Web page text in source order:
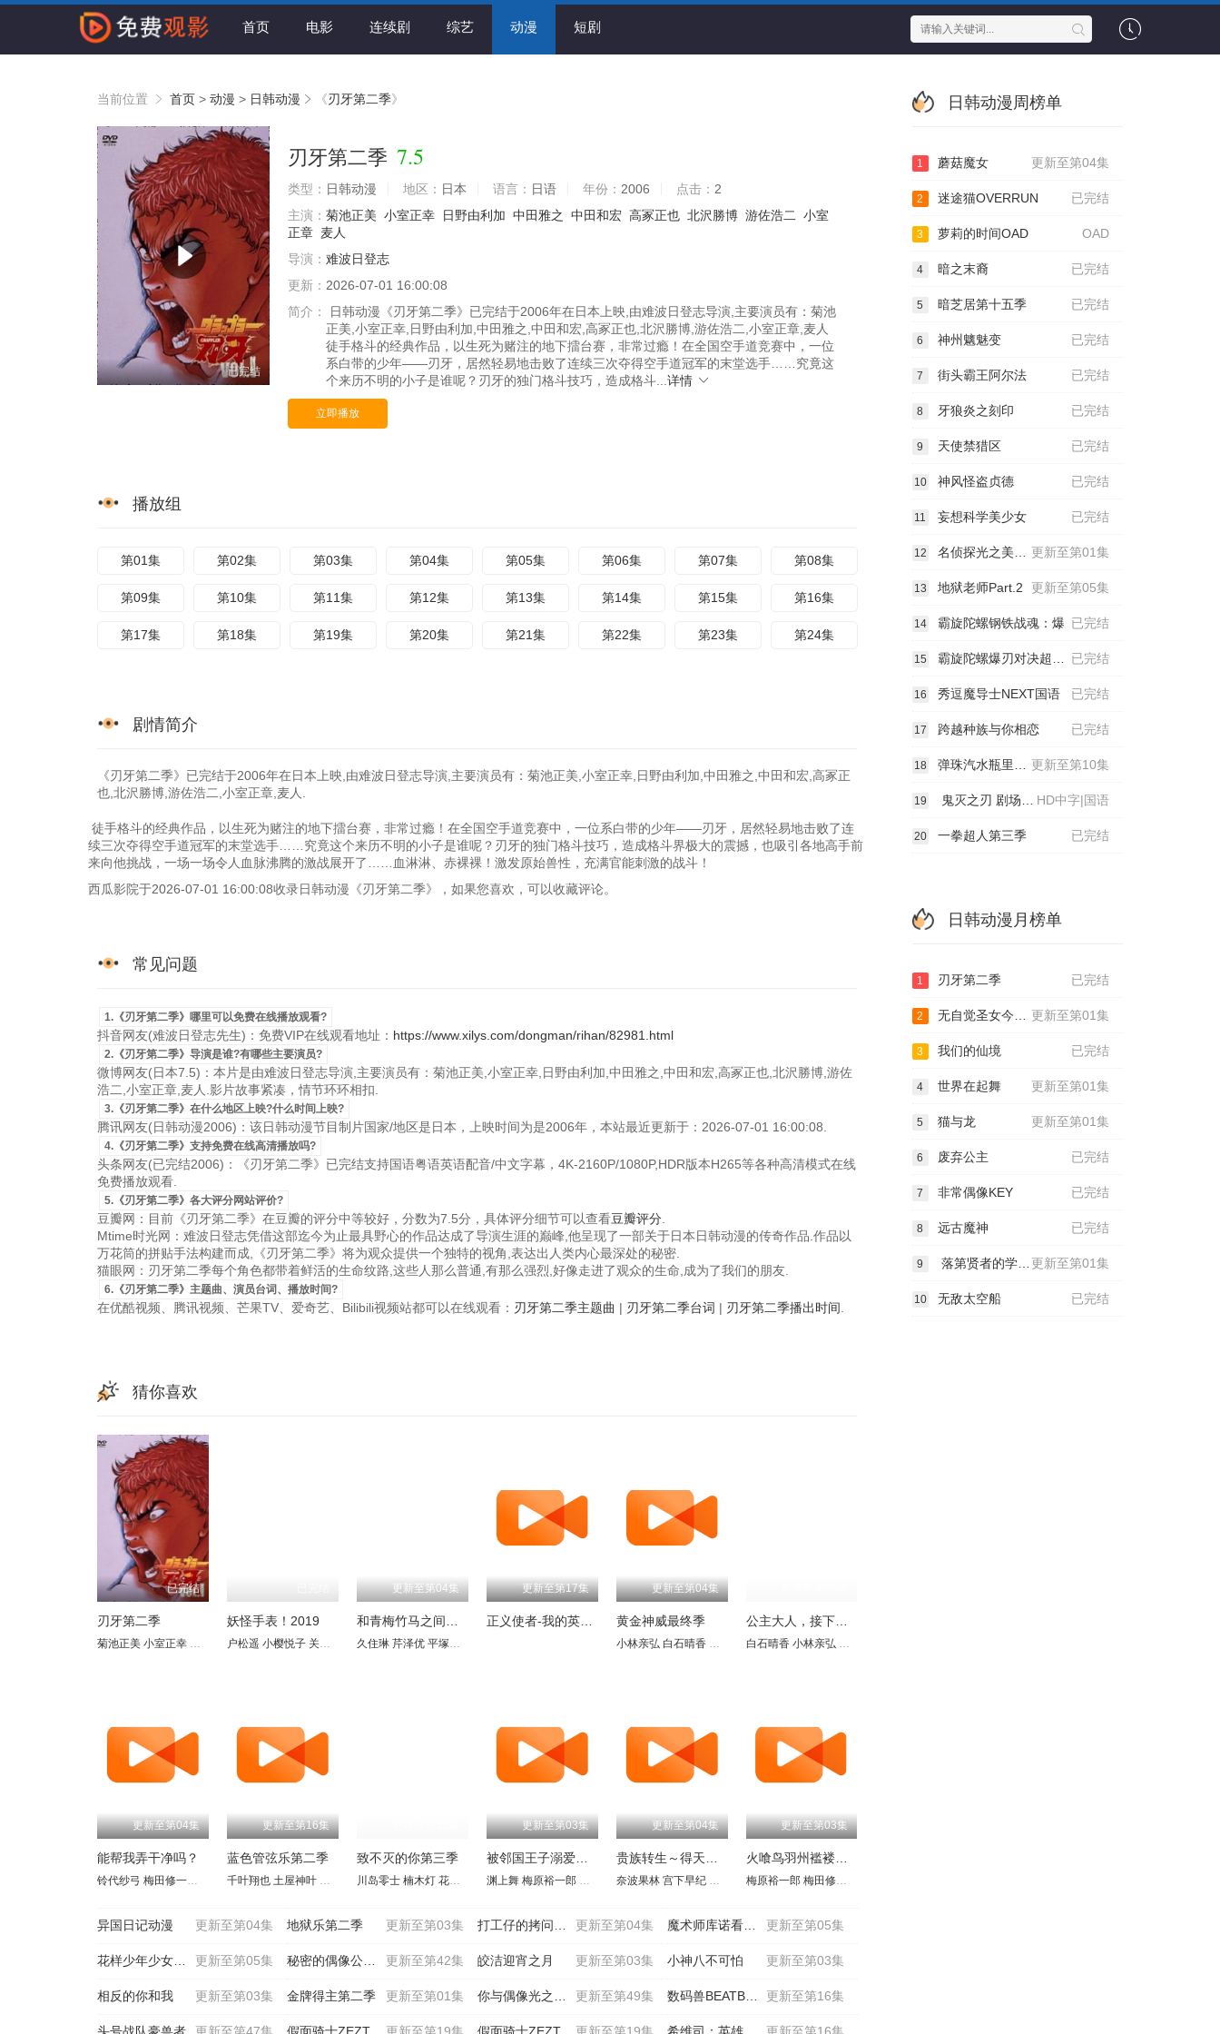
首页 电影 连续剧 综艺 动漫 短剧
当前位置 首页 > 动漫 > 日韩动漫 《刃牙第二季》
已完结
刃牙第二季 7.5
类型： 日韩动漫 地区： 日本 语言： 日语 年份： 2006 点击： 2
主演： 菊池正美 小室正幸 日野由利加 中田雅之 中田和宏 高冢正也 北沢勝博 游佐浩二
小室
正章 麦人
导演： 难波日登志
更新： 2026-07-01 16:00:08
简介：
日韩动漫《刃牙第二季》已完结于2006年在日本上映,由难波日登志导演,主要演员有：菊池
正美,小室正幸,日野由利加,中田雅之,中田和宏,高冢正也,北沢勝博,游佐浩二,小室正章,麦人
徒手格斗的经典作品，以生死为赌注的地下擂台赛，非常过瘾！在全国空手道竞赛中，一位
系白带的少年——刃牙，居然轻易地击败了连续三次夺得空手道冠军的末堂选手……究竟这
个来历不明的小子是谁呢？刃牙的独门格斗技巧，造成格斗... 详情
立即播放
播放组
第01集 第02集 第03集 第04集 第05集 第06集 第07集 第08集
第09集 第10集 第11集 第12集 第13集 第14集 第15集 第16集
第17集 第18集 第19集 第20集 第21集 第22集 第23集 第24集
剧情简介
《刃牙第二季》已完结于2006年在日本上映,由难波日登志导演,主要演员有：菊池正美,小室正幸,日野由利加,中田雅之,中田和宏,高冢正
也,北沢勝博,游佐浩二,小室正章,麦人.
徒手格斗的经典作品，以生死为赌注的地下擂台赛，非常过瘾！在全国空手道竞赛中，一位系白带的少年——刃牙，居然轻易地击败了连
续三次夺得空手道冠军的末堂选手……究竟这个来历不明的小子是谁呢？刃牙的独门格斗技巧，造成格斗界极大的震撼，也吸引各地高手前
来向他挑战，一场一场令人血脉沸腾的激战展开了……血淋淋、赤裸裸！激发原始兽性，充满官能刺激的战斗！
西瓜影院于2026-07-01 16:00:08收录日韩动漫《刃牙第二季》，如果您喜欢，可以收藏评论。
常见问题
1.《刃牙第二季》哪里可以免费在线播放观看?
抖音网友(难波日登志先生)：免费VIP在线观看地址： https://www.xilys.com/dongman/rihan/82981.html
2.《刃牙第二季》导演是谁?有哪些主要演员?
微博网友(日本7.5)：本片是由难波日登志导演,主要演员有：菊池正美,小室正幸,日野由利加,中田雅之,中田和宏,高冢正也,北沢勝博,游佐
浩二,小室正章,麦人.影片故事紧凑，情节环环相扣.
3.《刃牙第二季》在什么地区上映?什么时间上映?
腾讯网友(日韩动漫2006)：该日韩动漫节目制片国家/地区是日本，上映时间为是2006年，本站最近更新于：2026-07-01 16:00:08.
4.《刃牙第二季》支持免费在线高清播放吗?
头条网友(已完结2006)：《刃牙第二季》已完结支持国语粤语英语配音/中文字幕，4K-2160P/1080P,HDR版本H265等各种高清模式在线
免费播放观看.
5.《刃牙第二季》各大评分网站评价?
豆瓣网：目前《刃牙第二季》在豆瓣的评分中等较好，分数为7.5分，具体评分细节可以查看豆瓣评分
Mtime时光网：难波日登志凭借这部迄今为止最具野心的作品达成了导演生涯的巅峰,他呈现了一部关于日本日韩动漫的传奇作品.作品以
万花筒的拼贴手法构建而成,《刃牙第二季》将为观众提供一个独特的视角,表达出人类内心最深处的秘密.
猫眼网：刃牙第二季每个角色都带着鲜活的生命纹路,这些人那么普通,有那么强烈,好像走进了观众的生命,成为了我们的朋友.
6.《刃牙第二季》主题曲、演员台词、播放时间?
在优酷视频、腾讯视频、芒果TV、爱奇艺、Bilibili视频站都可以在线观看： 刃牙第二季主题曲 | 刃牙第二季台词 | 刃牙第二季播出时间
猜你喜欢
已完结
刃牙第二季
菊池正美 小室正幸 日野由利加 中田雅之 中田和宏 高冢正也 北沢勝博 游佐浩二
妖怪手表！2019
户松遥 小樱悦子 关智一 远藤绫
更新至第04集
和青梅竹马之间不会有恋爱喜剧
久住琳 芹泽优 平塚纱依
更新至第17集
正义使者-我的英雄学院之非法英雄-
更新至第04集
黄金神威最终季
小林亲弘 白石晴香 伊藤健太郎
公主大人，接下来是“拷问”时间第2季
白石晴香 小林亲弘 伊藤静
更新至第04集
能帮我弄干净吗？
铃代纱弓 梅田修一朗 稻垣好 青山吉能 白石兼斗 小清水亚美 水田山葵
更新至第16集
蓝色管弦乐第二季
千叶翔也 土屋神叶 加隈亚衣 佐藤未奈子 Lynn 浅沼晋太郎 榎木淳弥 小原好美 前田佳织里 福岛润 安济知佳 青木瑠璃子 金元寿子
致不灭的你第三季
川岛零士 楠木灯 花守由美里 潘惠美 内田彩 落合福嗣 泽城千春 古贺葵 樫井笙人 子安武人 引坂理绘 八代拓
被邻国王子溺爱的反派女主
渊上舞 梅原裕一郎 佐藤拓也 花守由美里 山田麻莉奈 诹访部顺一 绿川光 降幡爱
更新至第04集
奈波果林 宫下早纪 佐伯伊织 橘杏咲 石川由依
更新至第03集
火喰鸟羽州褴褛鸢组
梅原裕一郎 梅田修一朗
更新至第04集
异国日记动漫 更新至第03集
地狱乐第二季 更新至第04集
打工仔的拷问日常 更新至第05集
魔术师库诺看得见一切
更新至第05集
花样少年少女动漫 更新至第42集
秘密的偶像公主第二季 更新至第03集
皎洁迎宵之月 更新至第03集
小神八不可怕
更新至第03集
相反的你和我 更新至第01集
金牌得主第二季 更新至第49集
你与偶像光之美少女♪ 更新至第16集
数码兽BEATBREAK
更新至第47集
头号战队豪兽者 更新至第19集
假面骑士ZEZTZ国语 更新至第19集
假面骑士ZEZTZ日语 更新至第16集
希维司：英雄之声
日韩动漫周榜单
更新至第04集
1 蘑菇魔女
已完结
2 迷途猫OVERRUN
OAD
3 萝莉的时间OAD
已完结
4 暗之末裔
已完结
5 暗芝居第十五季
已完结
6 神州魑魅变
已完结
7 街头霸王阿尔法
已完结
8 牙狼炎之刻印
已完结
9 天使禁猎区
已完结
10 神风怪盗贞德
已完结
11 妄想科学美少女
更新至第01集
12 名侦探光之美少女！
更新至第05集
13 地狱老师Part.2
已完结
14 霸旋陀螺钢铁战魂：爆
已完结
15 霸旋陀螺爆刃对决超Z国语
已完结
16 秀逗魔导士NEXT国语
已完结
17 跨越种族与你相恋
更新至第10集
18 弹珠汽水瓶里的千岁同学
HD中字|国语
19 鬼灭之刃 剧场版 无限城篇 第一章 猗窝座再来
已完结
20 一拳超人第三季
日韩动漫月榜单
已完结
1 刃牙第二季
更新至第01集
2 无自觉圣女今天也无意识地释放力量
已完结
3 我们的仙境
更新至第01集
4 世界在起舞
更新至第01集
5 猫与龙
已完结
6 废弃公主
已完结
7 非常偶像KEY
已完结
8 远古魔神
更新至第01集
9 落第贤者的学院无双 第二回转生，S等级作弊魔术师冒险记
已完结
10 无敌太空船